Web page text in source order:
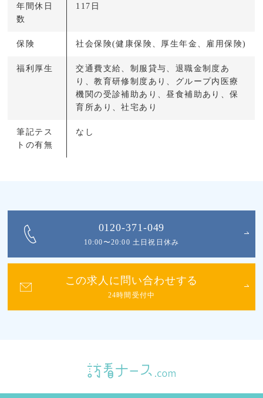
年間休日
数
117日
保険 社会保険(健康保険、厚生年金、雇用保険)
福利厚生
交通費支給、制服貸与、退職金制度あ
り、教育研修制度あり、グループ内医療
機関の受診補助あり、昼食補助あり、保
育所あり、社宅あり
筆記テス
トの有無
なし
0120-371-049
10:00〜20:00 土日祝日休み
この求人に問い合わせする
24時間受付中